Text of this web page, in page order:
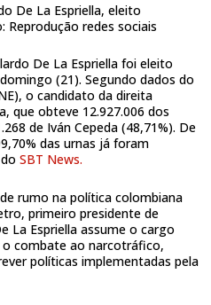
De La Espriella, eleito
Reprodução redes sociais
De La Espriella foi eleito
(21). Segundo dados do
o candidato da direita
que obteve 12.927.006 dos
de Iván Cepeda (48,71%). De
das urnas já foram
SBT News.
rumo na política colombiana
primeiro presidente de
La Espriella assume o cargo
combate ao narcotráfico,
políticas implementadas pela